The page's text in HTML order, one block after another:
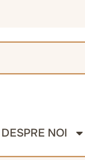
DESPRE NOI